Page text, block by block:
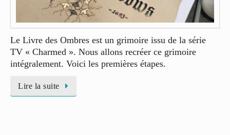
Le Livre des Ombres est un grimoire issu de la série
TV « Charmed ». Nous allons recréer ce grimoire
intégralement. Voici les premières étapes.
Lire la suite